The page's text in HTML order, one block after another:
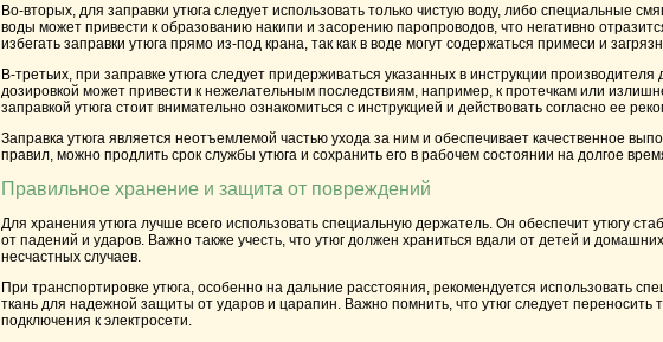
Во-вторых, для заправки утюга следует использовать только чистую воду, либо специальные
воды может привести к образованию накипи и засорению паропроводов, что негативно
избегать заправки утюга прямо из-под крана, так как в воде могут содержаться примеси и
В-третьих, при заправке утюга следует придерживаться указанных в инструкции
дозировкой может привести к нежелательным последствиям, например, к протечкам или
заправкой утюга стоит внимательно ознакомиться с инструкцией и действовать согласно ее
Заправка утюга является неотъемлемой частью ухода за ним и обеспечивает качественное
правил, можно продлить срок службы утюга и сохранить его в рабочем состоянии на долгое
Правильное хранение и защита от повреждений
Для хранения утюга лучше всего использовать специальную держатель. Он обеспечит утюгу
от падений и ударов. Важно также учесть, что утюг должен храниться вдали от детей и
несчастных случаев.
При транспортировке утюга, особенно на дальние расстояния, рекомендуется использовать
ткань для надежной защиты от ударов и царапин. Важно помнить, что утюг следует переносить
подключения к электросети.